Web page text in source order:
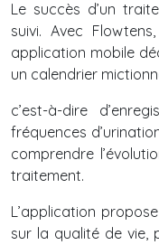
Le succès d’un
suivi. Avec
application mobile
un calendrier
c’est-à-dire
fréquences
comprendre
traitement.
L’application
sur la qualité de vie,